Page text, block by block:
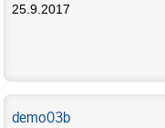
25.9.2017
demo03b